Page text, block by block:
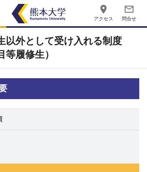
place
アクセス
mail_outline
問合せ
以外として受け入れる制度
等履修生）